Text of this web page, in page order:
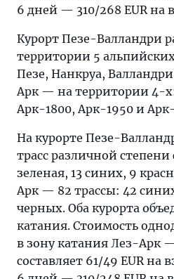
6 дней — 310/268 EUR на
Курорт Пезе-Валландри
территории 5
Пезе, Нанкруа,
Арк — на территории 4-
Арк-1800, Арк-1950 и
На курорте Пезе-
трасс различной
зеленая, 13 синих, 9
Арк — 82 трассы: 42
черных. Оба курорта
катания. Стоимость
в зону катания Лез-Арк
составляет 61/49 EUR на